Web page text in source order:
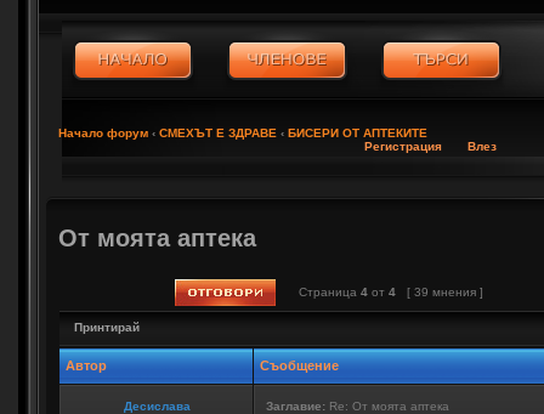
Начало форум ‹ СМЕХЪТ Е ЗДРАВЕ ‹ БИСЕРИ ОТ АПТЕКИТЕ
Регистрация
Влез
От моята аптека
Страница 4 от 4 [ 39 мнения ]
Принтирай
Автор Съобщение
Десислава Заглавие: Re: От моята аптека